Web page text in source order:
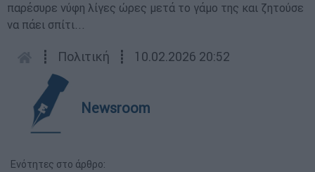
παρέσυρε νύφη λίγες ώρες μετά το γάμο της και ζητούσε
να πάει σπίτι...
┋ Πολιτική ┋ 10.02.2026 20:52
Newsroom
Ενότητες στο άρθρο: